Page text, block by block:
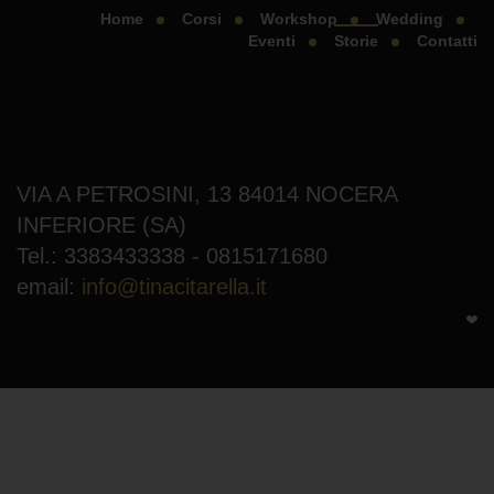
Home Corsi Workshop
Wedding
Eventi
Storie Contatti
VIA A PETROSINI, 13 84014 NOCERA
INFERIORE (SA)
Tel.: 3383433338 - 0815171680
email: info@tinacitarella.it